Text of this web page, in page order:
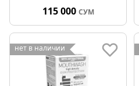
115 000 СУМ
нет в наличии